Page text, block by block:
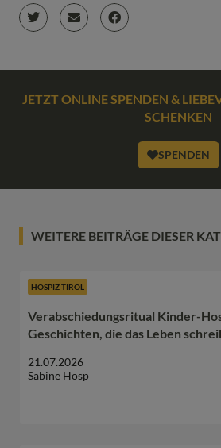
JETZT ONLINE SPENDEN &
SCHENKEN
SPENDEN
WEITERE BEITRÄGE DIESER
HOSPIZ TIROL
Verabschiedungsritual Kinder-
Geschichten, die das Leben
21.07.2026
Sabine Hosp